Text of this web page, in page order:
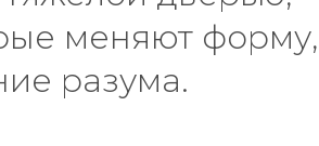
меняют форму,
разума.